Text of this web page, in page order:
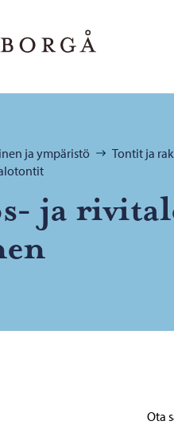
ja ympäristö Tontit ja
ja
Ota